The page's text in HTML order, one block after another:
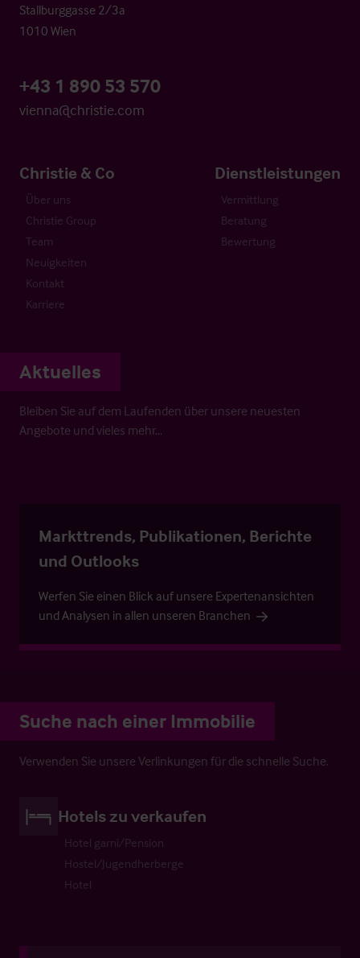
Stallburggasse 2/3a
1010 Wien
+43 1 890 53 570
vienna@christie.com
Christie & Co
Über uns
Christie Group
Team
Neuigkeiten
Kontakt
Karriere
Dienstleistungen
Vermittlung
Beratung
Bewertung
Aktuelles
Bleiben Sie auf dem Laufenden über unsere neuesten
Angebote und vieles mehr…
Markttrends, Publikationen, Berichte
und Outlooks
Werfen Sie einen Blick auf unsere Expertenansichten
und Analysen in allen unseren Branchen
Suche nach einer Immobilie
Verwenden Sie unsere Verlinkungen für die schnelle Suche.
Hotels zu verkaufen
Hotel garni/Pension
Hostel/Jugendherberge
Hotel